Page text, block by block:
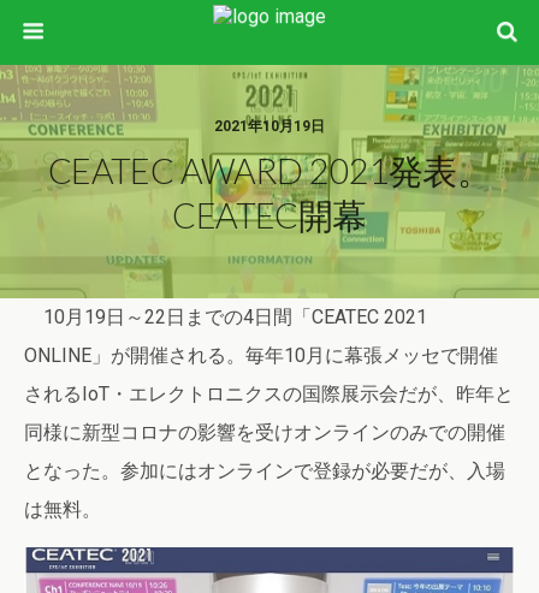
2021年10月19日
CEATEC AWARD 2021発表。
CEATEC開幕
10月19日～22日までの4日間「CEATEC 2021
ONLINE」が開催される。毎年10月に幕張メッセで開催
されるIoT・エレクトロニクスの国際展示会だが、昨年と
同様に新型コロナの影響を受けオンラインのみでの開催
となった。参加にはオンラインで登録が必要だが、入場
は無料。